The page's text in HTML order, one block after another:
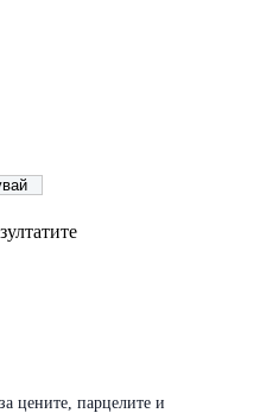
цените, парцелите и